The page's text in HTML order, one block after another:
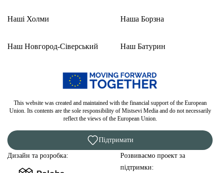
Наші Холми
Наш Новгород-Сіверський
Наша Борзна
Наш Батурин
This website was created and maintained with the financial support of the European
Union. Its contents are the sole responsibility of Mistsevi Media and do not necessarily
reflect the views of the European Union.
Підтримати
Дизайн та розробка:
Розвиваємо проект за
підтримки: